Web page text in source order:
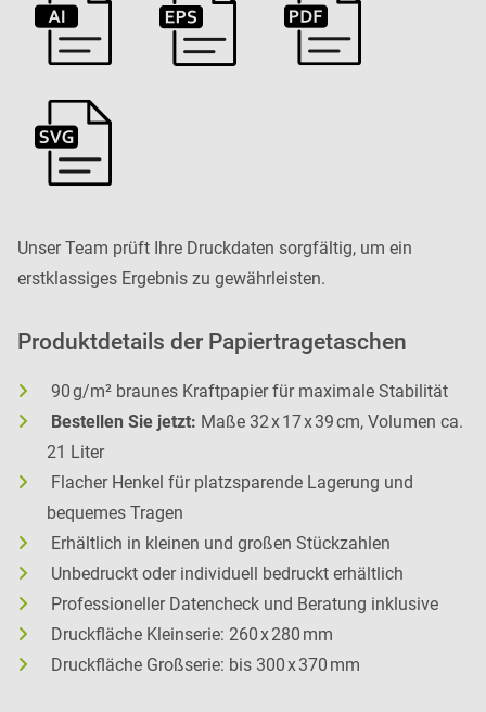
Unser Team prüft Ihre Druckdaten sorgfältig, um ein
erstklassiges Ergebnis zu gewährleisten.
Produktdetails der Papiertragetaschen
90 g/m² braunes Kraftpapier für maximale Stabilität
Bestellen Sie jetzt: Maße 32 x 17 x 39 cm, Volumen ca.
21 Liter
Flacher Henkel für platzsparende Lagerung und
bequemes Tragen
Erhältlich in kleinen und großen Stückzahlen
Unbedruckt oder individuell bedruckt erhältlich
Professioneller Datencheck und Beratung inklusive
Druckfläche Kleinserie: 260 x 280 mm
Druckfläche Großserie: bis 300 x 370 mm